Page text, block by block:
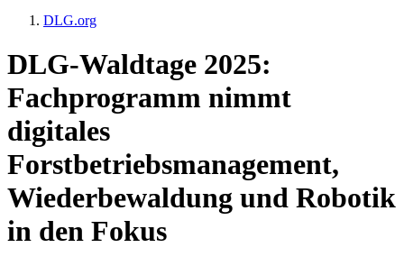
DLG.org
DLG-Waldtage 2025:
Fachprogramm nimmt
digitales
Forstbetriebsmanagement,
Wiederbewaldung und Robotik
in den Fokus